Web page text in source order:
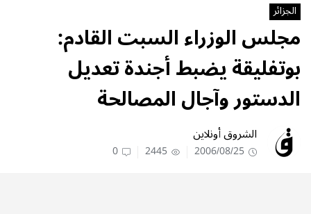
الجزائر
مجلس الوزراء السبت القادم:
بوتفليقة يضبط أجندة تعديل
الدستور وآجال المصالحة
الشروق أونلاين
2006/08/25
2445
0